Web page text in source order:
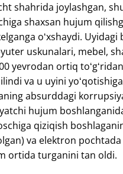
shahrida joylashgan,
shaxsan hujum
oʻxshaydi. Uyidagi
uskunalari, mebel,
yevrodan ortiq
va u uyini
absurddagi
hujum
qiziqish
va elektron pochtada
ortida turganini tan oldi.